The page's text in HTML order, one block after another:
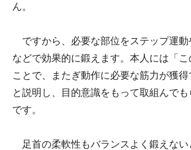
ん。
ですから、必要な部位をステップ運動
などで効果的に鍛えます。本人には「
ことで、またぎ動作に必要な筋力が獲
と説明し、目的意識をもって取組んで
です。
足首の柔軟性もバランスよく鍛えない